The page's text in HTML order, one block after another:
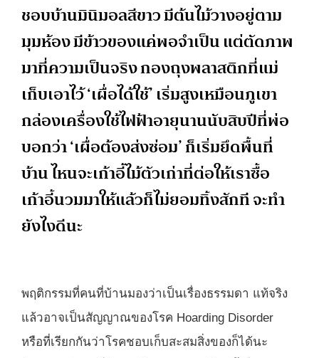
ชอบบ้านมินิมอลสีขาว มีต้นไม้วางอยู่ตาม
มุมห้อง มีข้าวของแค่พอจำเป็น แต่ตัดภาพ
มาที่ความเป็นจริง กองถุงพลาสติกที่แม่
เก็บเอาไว้ ‘เผื่อได้ใช้’ เริ่มสูงเหมือนภูเขา
กล่องเครื่องใช้ไฟฟ้าอายุนานนับสิบปีที่พ่อ
บอกว่า ‘เผื่อต้องส่งซ่อม’ ก็เริ่มยึดพื้นที่
บ้าน ไหนจะเก้าอี้ไม้ตัวเก่าที่ต่อให้เราซื้อ
เก้าอี้นวมมาให้แล้วก็ไม่ยอมทิ้งสักที จะทำ
ยังไงดีนะ
พฤติกรรมที่คนที่บ้านมองว่าเป็นเรื่องธรรมดา แท้จริง
แล้วอาจเป็นสัญญาณของโรค Hoarding Disorder
หรือที่เรียกกันว่าโรคชอบเก็บสะสมสิ่งของก็ได้นะ